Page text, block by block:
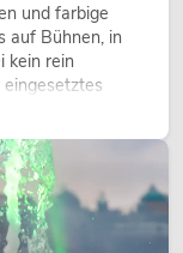
und farbige
auf Bühnen, in
kein rein
Szenen
emotionaler